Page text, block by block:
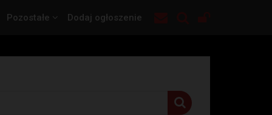
Pozostałe Dodaj ogłoszenie